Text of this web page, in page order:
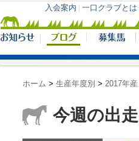
ホーム > 生産年度別 > 2017年産
今週の出